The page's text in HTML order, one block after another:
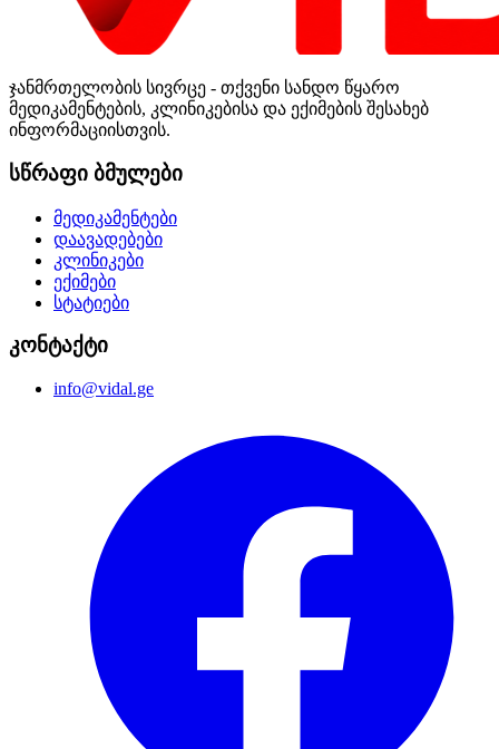
ჯანმრთელობის სივრცე - თქვენი სანდო წყარო
მედიკამენტების, კლინიკებისა და ექიმების შესახებ
ინფორმაციისთვის.
სწრაფი ბმულები
მედიკამენტები
დაავადებები
კლინიკები
ექიმები
სტატიები
კონტაქტი
info@vidal.ge